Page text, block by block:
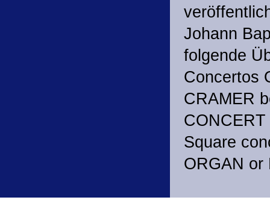
Johann
folgende
Concertos
CRAMER
Square
ORGAN or